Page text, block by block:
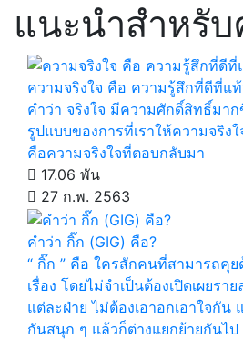
แนะนำสำหรั
ความจริงใจ คือ ความรู้สึกที่ดีที่แท้
คำว่า จริงใจ มีความศักดิ์สิทธิ์มา
รูปแบบของการที่เราให้ความจริง
คือความจริงใจที่ตอบกลับมา
17.06 พัน
27 ก.พ. 2563
คำว่า กิ๊ก (GIG) คือ?
“ กิ๊ก ” คือ ใครสักคนที่สามารถคุ
เรื่อง โดยไม่จำเป็นต้องเปิดเผยรา
แต่ละฝ่าย ไม่ต้องเอาอกเอาใจกัน
กันสนุก ๆ แล้วก็ต่างแยกย้ายกันไ